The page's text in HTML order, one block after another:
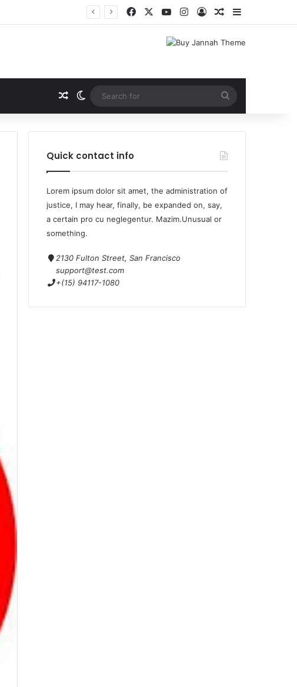
Quick contact info
Lorem ipsum dolor sit amet, the administration of
justice, I may hear, finally, be expanded on, say,
a certain pro cu neglegentur. Mazim.Unusual or
something.
2130 Fulton Street, San Francisco
support@test.com
+(15) 94117-1080